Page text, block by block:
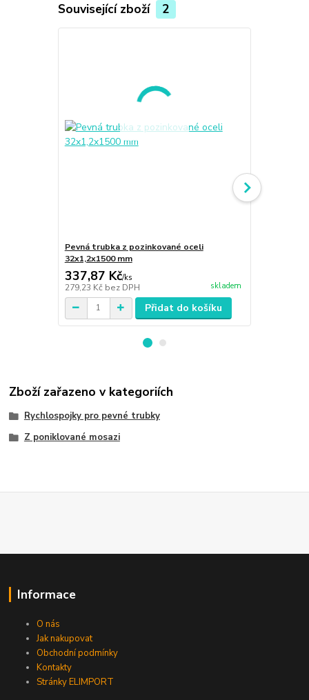
Související zboží 2
Pevná trubka z pozinkované oceli
32x1,2x1500 mm
337,87 Kč/ks
279,23 Kč bez DPH skladem
Přidat do košíku
Zboží zařazeno v kategoriích
Rychlospojky pro pevné trubky
Z poniklované mosazi
Informace
O nás
Jak nakupovat
Obchodní podmínky
Kontakty
Stránky ELIMPORT